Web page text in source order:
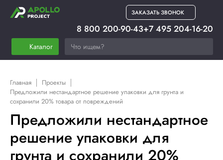
ЗАКАЗАТЬ ЗВОНОК
Каталог
8 800 200-90-43+7 495 204-16-20
Главная
Проекты
Предложили нестандартное решение упаковки для грунта и
сохранили 20% товара от повреждений
Предложили нестандартное
решение упаковки для
грунта и сохранили 20%